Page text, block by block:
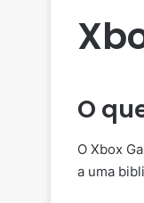
O
O Xbox
a uma